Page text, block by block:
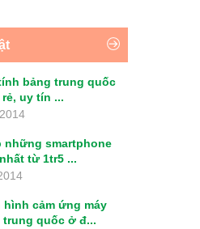
bảng trung quốc
uy tín ...
những smartphone
từ 1tr5 ...
hình cảm ứng máy
quốc ở đ...